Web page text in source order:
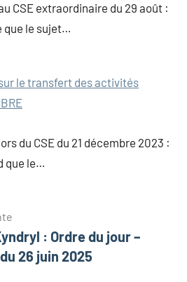
CSE extraordinaire du 29 août :
que le sujet…
le transfert des activités
du CSE du 21 décembre 2023 :
que le…
: Ordre du jour –
26 juin 2025